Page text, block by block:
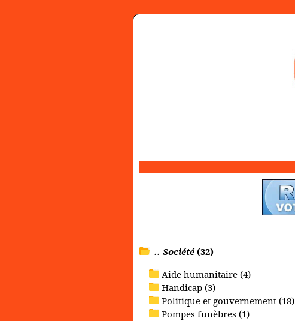
.. Société(32)
Aide humanitaire (4)
Handicap (3)
Politique et gouvernement (18)
Pompes funèbres (1)